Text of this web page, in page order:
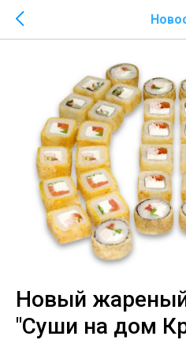
Новый жареный
"Суши на дом